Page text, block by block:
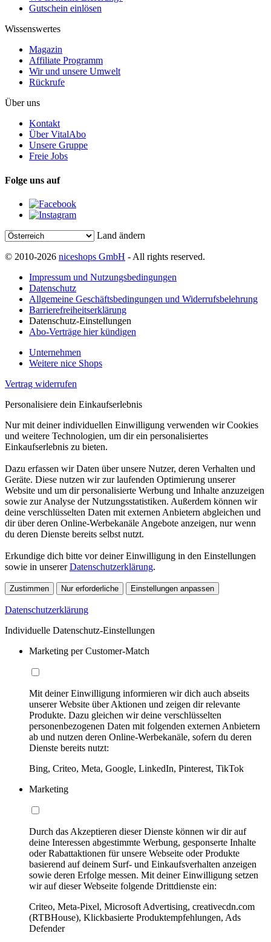
Gutschein einlösen
Wissenswertes
Magazin
Affiliate Programm
Wir und unsere Umwelt
Rückrufe
Über uns
Kontakt
Über VitalAbo
Unsere Gruppe
Freie Jobs
Folge uns auf
Land ändern
© 2010-2026 niceshops GmbH - All rights reserved.
Impressum und Nutzungsbedingungen
Datenschutz
Allgemeine Geschäftsbedingungen und Widerrufsbelehrung
Barrierefreiheitserklärung
Datenschutz-Einstellungen
Abo-Verträge hier kündigen
Unternehmen
Weitere nice Shops
Vertrag widerrufen
Personalisiere dein Einkaufserlebnis
Nur mit deiner individuellen Einwilligung verwenden wir Cookies
und weitere Technologien, um dir ein personalisiertes
Einkaufserlebnis zu bieten.
Dazu erfassen wir Daten über unsere Nutzer, deren Verhalten und
Geräte. Diese nutzen wir zur laufenden Optimierung unserer
Website und um dir personalisierte Werbung und Inhalte anzuzeigen
sowie zur Analyse der Nutzungsstatistiken. Außerdem können wir
deine verschlüsselten Daten mit externen Anbietern abgleichen und
dir über deren Online-Werbekanäle Angebote anzeigen, nur wenn
du deren Dienste bereits selbst nutzt.
Erkundige dich bitte vor deiner Einwilligung in den Einstellungen
sowie in unsererDatenschutzerklärung.
Zustimmen Nur erforderliche Einstellungen anpassen
Datenschutzerklärung
Individuelle Datenschutz-Einstellungen
Marketing per Customer-Match
Mit deiner Einwilligung informieren wir dich auch abseits
unserer Website über Aktionen und zeigen dir relevante
Produkte. Dazu gleichen wir deine verschlüsselten
personenbezogenen Daten mit folgenden externen Anbietern
ab und nutzen deren Online-Werbekanäle, sofern du deren
Dienste bereits nutzt:
Bing, Criteo, Meta, Google, LinkedIn, Pinterest, TikTok
Marketing
Durch das Akzeptieren dieser Dienste können wir dir auf
deine Interessen abgestimmte Werbung, gesponserte Inhalte
oder Rabattaktionen für unsere Webseite oder Produkte
basierend auf deinem Surf- und Einkaufsverhalten anzeigen
sowie deren Erfolge messen. Mit deiner Einwilligung setzen
wir auf dieser Webseite folgende Drittdienste ein:
Criteo, Meta-Pixel, Microsoft Advertising, creativecdn.com
(RTBHouse), Klickbasierte Produktempfehlungen, Ads
Defender